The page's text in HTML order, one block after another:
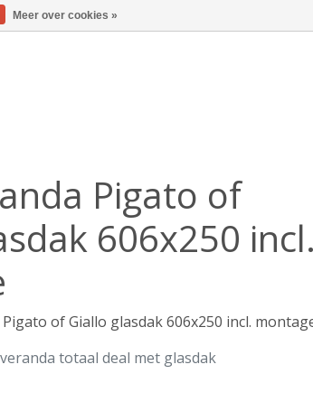
Pigato of
606x250 incl.
of Giallo glasdak 606x250 incl.
totaal deal met glasdak
Meer over cookies »